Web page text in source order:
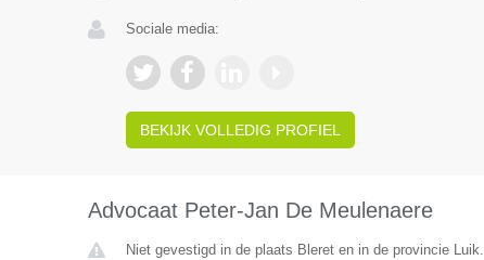
Sociale media:
BEKIJK VOLLEDIG PROFIEL
Advocaat Peter-Jan De Meulenaere
Niet gevestigd in de plaats Bleret en in de provincie Luik.